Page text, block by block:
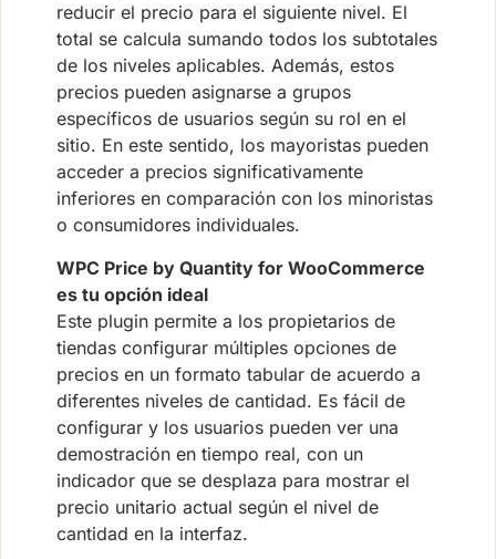
reducir el precio para el siguiente nivel. El
total se calcula sumando todos los subtotales
de los niveles aplicables. Además, estos
precios pueden asignarse a grupos
específicos de usuarios según su rol en el
sitio. En este sentido, los mayoristas pueden
acceder a precios significativamente
inferiores en comparación con los minoristas
o consumidores individuales.
WPC Price by Quantity for WooCommerce
es tu opción ideal
Este plugin permite a los propietarios de
tiendas configurar múltiples opciones de
precios en un formato tabular de acuerdo a
diferentes niveles de cantidad. Es fácil de
configurar y los usuarios pueden ver una
demostración en tiempo real, con un
indicador que se desplaza para mostrar el
precio unitario actual según el nivel de
cantidad en la interfaz.